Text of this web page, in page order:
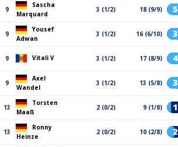
9
Sascha
Marquard
3 (1/2) 18 (9/9)
9
Yousef
Adwan
3 (1/2) 16 (6/10)
9 Vitali V 3 (1/2) 17 (8/9)
9
Axel
Wandel
3 (1/2) 13 (5/8)
13
Torsten
Maaß
2 (0/2) 9 (1/8)
13
Ronny
Heinze
2 (0/2) 10 (2/8)